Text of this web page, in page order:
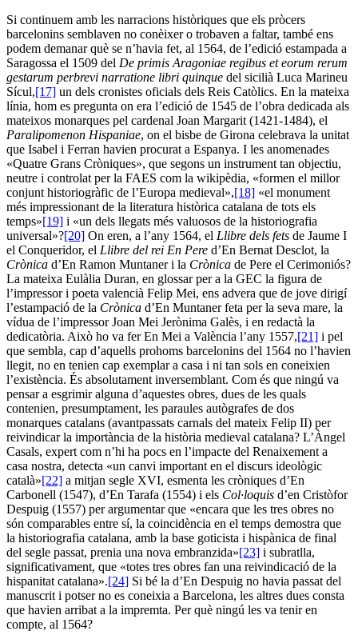
Si continuem amb les narracions històriques que els pròcers
barcelonins semblaven no conèixer o trobaven a faltar, també ens
podem demanar què se n’havia fet, al 1564, de l’edició estampada a
Saragossa el 1509 del De primis Aragoniae regibus et eorum rerum
gestarum perbrevi narratione libri quinque del sicilià Luca Marineu
Sícul,[17] un dels cronistes oficials dels Reis Catòlics. En la mateixa
línia, hom es pregunta on era l’edició de 1545 de l’obra dedicada als
mateixos monarques pel cardenal Joan Margarit (1421-1484), el
Paralipomenon Hispaniae, on el bisbe de Girona celebrava la unitat
que Isabel i Ferran havien procurat a Espanya. I les anomenades
«Quatre Grans Cròniques», que segons un instrument tan objectiu,
neutre i controlat per la FAES com la wikipèdia, «formen el millor
conjunt historiogràfic de l’Europa medieval»,[18] «el monument
més impressionant de la literatura històrica catalana de tots els
temps»[19] i «un dels llegats més valuosos de la historiografia
universal»?[20] On eren, a l’any 1564, el Llibre dels fets de Jaume I
el Conqueridor, el Llibre del rei En Pere d’En Bernat Desclot, la
Crònica d’En Ramon Muntaner i la Crònica de Pere el Cerimoniós?
La mateixa Eulàlia Duran, en glossar per a la GEC la figura de
l’impressor i poeta valencià Felip Mei, ens advera que de jove dirigí
l’estampació de la Crònica d’En Muntaner feta per la seva mare, la
vídua de l’impressor Joan Mei Jerònima Galès, i en redactà la
dedicatòria. Això ho va fer En Mei a València l’any 1557,[21] i pel
que sembla, cap d’aquells prohoms barcelonins del 1564 no l’havien
llegit, no en tenien cap exemplar a casa i ni tan sols en coneixien
l’existència. És absolutament inversemblant. Com és que ningú va
pensar a esgrimir alguna d’aquestes obres, dues de les quals
contenien, presumptament, les paraules autògrafes de dos
monarques catalans (avantpassats carnals del mateix Felip II) per
reivindicar la importància de la història medieval catalana? L’Àngel
Casals, expert com n’hi ha pocs en l’impacte del Renaixement a
casa nostra, detecta «un canvi important en el discurs ideològic
català»[22] a mitjan segle XVI, esmenta les cròniques d’En
Carbonell (1547), d’En Tarafa (1554) i els Col·loquis d’en Cristòfor
Despuig (1557) per argumentar que «encara que les tres obres no
són comparables entre sí, la coincidència en el temps demostra que
la historiografia catalana, amb la base goticista i hispànica de final
del segle passat, prenia una nova embranzida»[23] i subratlla,
significativament, que «totes tres obres fan una reivindicació de la
hispanitat catalana».[24] Si bé la d’En Despuig no havia passat del
manuscrit i potser no es coneixia a Barcelona, les altres dues consta
que havien arribat a la impremta. Per què ningú les va tenir en
compte, al 1564?